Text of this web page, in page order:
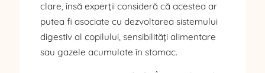
clare, însă experții consideră că acestea ar
putea fi asociate cu dezvoltarea sistemului
digestiv al copilului, sensibilități alimentare
sau gazele acumulate în stomac.